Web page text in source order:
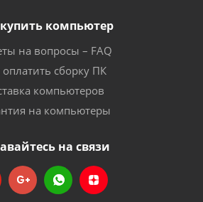
компьютер
на вопросы – FAQ
оплатить сборку ПК
компьютеров
на компьютеры
на связи